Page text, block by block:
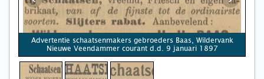
Advertentie schaatsenmakers gebroeders Baas, Wildervank
Nieuwe Veendammer courant d.d. 9 januari 1897